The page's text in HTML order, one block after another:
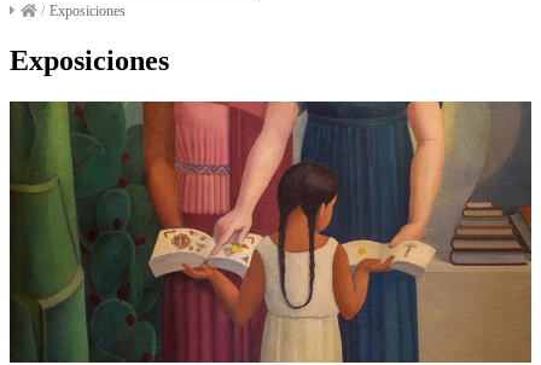
/ Exposiciones
Exposiciones